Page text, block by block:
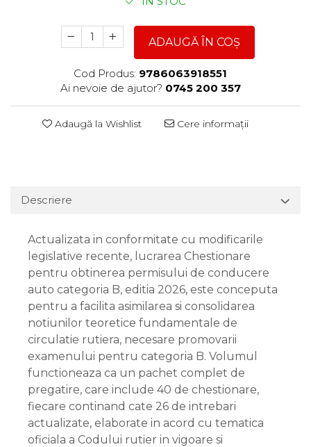
ADAUGĂ ÎN COȘ
Cod Produs: 9786063918551
Ai nevoie de ajutor? 0745 200 357
Adaugă la Wishlist Cere informații
Descriere
Actualizata in conformitate cu modificarile
legislative recente, lucrarea Chestionare
pentru obtinerea permisului de conducere
auto categoria B, editia 2026, este conceputa
pentru a facilita asimilarea si consolidarea
notiunilor teoretice fundamentale de
circulatie rutiera, necesare promovarii
examenului pentru categoria B. Volumul
functioneaza ca un pachet complet de
pregatire, care include 40 de chestionare,
fiecare continand cate 26 de intrebari
actualizate, elaborate in acord cu tematica
oficiala a Codului rutier in vigoare si